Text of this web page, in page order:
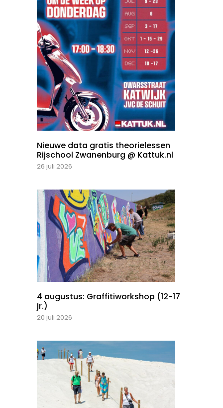
Nieuwe data gratis theorielessen
Rijschool Zwanenburg @ Kattuk.nl
26 juli 2026
4 augustus: Graffitiworkshop (12-17
jr.)
20 juli 2026